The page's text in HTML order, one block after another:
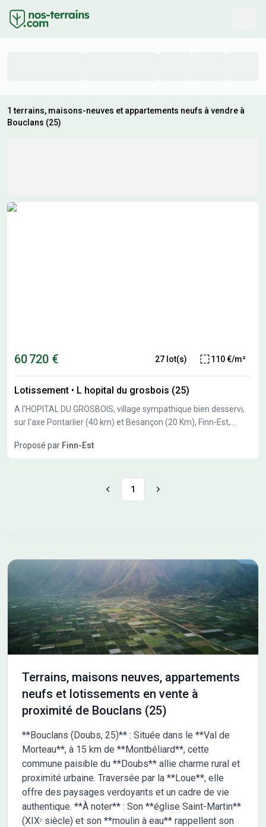
1 terrains, maisons-neuves et appartements neufs à vendre à
Bouclans (25)
Résultats de recherche
60 720 € 27 lot(s) 110 €/m²
Lotissement • L hopital du grosbois (25)
A l'HOPITAL DU GROSBOIS, village sympathique bien desservi,
sur l'axe Pontarlier (40 km) et Besançon (20 Km), Finn-Est,
551m² à 838 m². Libre constructeur.
Proposé par Finn-Est
1
Terrains, maisons neuves, appartements
neufs et lotissements en vente à
proximité de Bouclans (25)
**Bouclans (Doubs, 25)** : Située dans le **Val de
Morteau**, à 15 km de **Montbéliard**, cette
commune paisible du **Doubs** allie charme rural et
proximité urbaine. Traversée par la **Loue**, elle
offre des paysages verdoyants et un cadre de vie
authentique. **À noter** : Son **église Saint-Martin**
(XIXᵉ siècle) et son **moulin à eau** rappellent son